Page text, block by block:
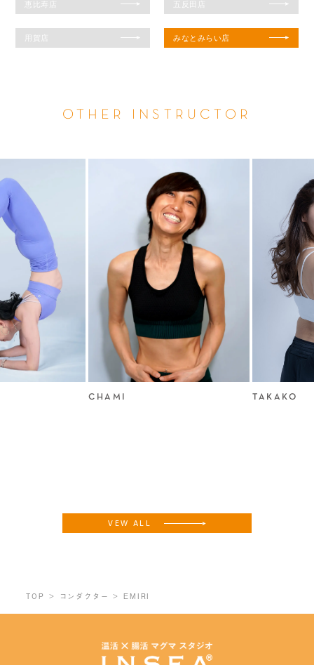
恵比寿店 五反田店
用賀店 みなとみらい店
OTHER INSTRUCTOR
CHAMI TAKAKO
VEW ALL
TOP コンダクター EMIRI